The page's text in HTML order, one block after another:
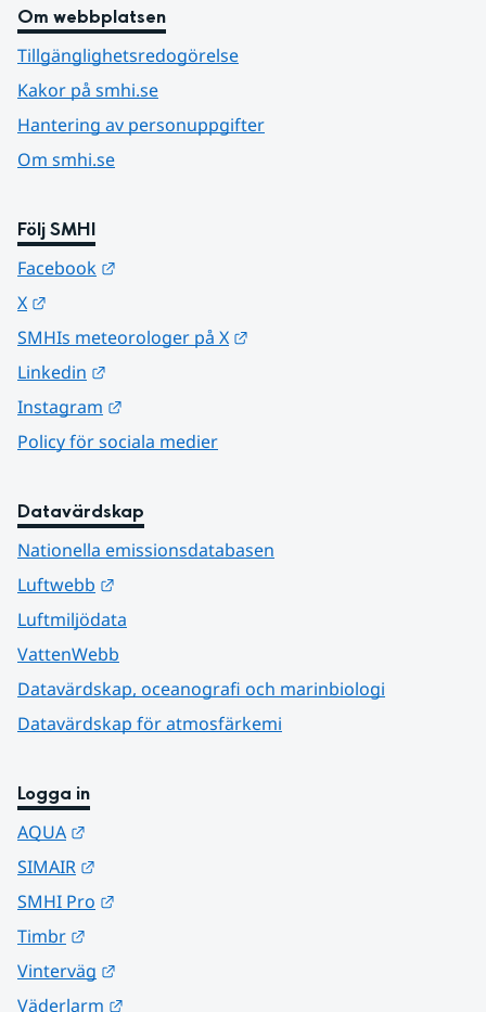
Om webbplatsen
Tillgänglighetsredogörelse
Kakor på smhi.se
Hantering av personuppgifter
Om smhi.se
Följ SMHI
Facebook
X
SMHIs meteorologer på X
Linkedin
Instagram
Policy för sociala medier
Datavärdskap
Nationella emissionsdatabasen
Luftwebb
Luftmiljödata
VattenWebb
Datavärdskap, oceanografi och marinbiologi
Datavärdskap för atmosfärkemi
Logga in
AQUA
SIMAIR
SMHI Pro
Timbr
Vinterväg
Väderlarm